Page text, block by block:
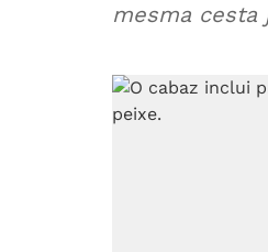
mesma cesta